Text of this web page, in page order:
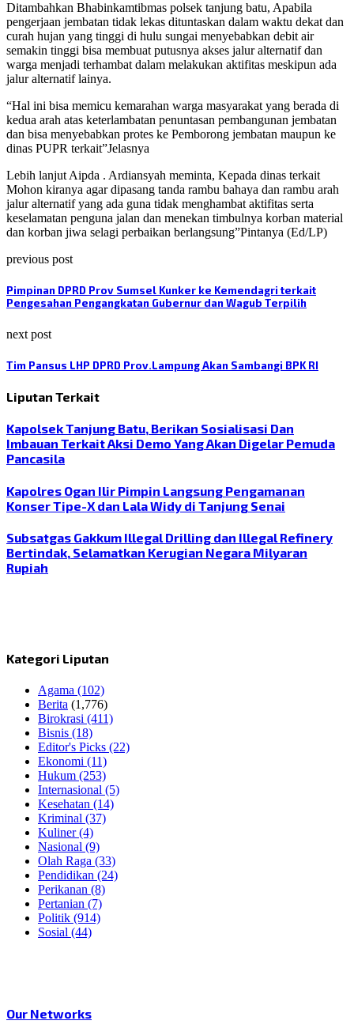
Ditambahkan Bhabinkamtibmas polsek tanjung batu, Apabila
pengerjaan jembatan tidak lekas dituntaskan dalam waktu dekat dan
curah hujan yang tinggi di hulu sungai menyebabkan debit air
semakin tinggi bisa membuat putusnya akses jalur alternatif dan
warga menjadi terhambat dalam melakukan aktifitas meskipun ada
jalur alternatif lainya.
“Hal ini bisa memicu kemarahan warga masyarakat yang berada di
kedua arah atas keterlambatan penuntasan pembangunan jembatan
dan bisa menyebabkan protes ke Pemborong jembatan maupun ke
dinas PUPR terkait”Jelasnya
Lebih lanjut Aipda . Ardiansyah meminta, Kepada dinas terkait
Mohon kiranya agar dipasang tanda rambu bahaya dan rambu arah
jalur alternatif yang ada guna tidak menghambat aktifitas serta
keselamatan penguna jalan dan menekan timbulnya korban material
dan korban jiwa selagi perbaikan berlangsung”Pintanya (Ed/LP)
previous post
Pimpinan DPRD Prov Sumsel Kunker ke Kemendagri terkait
Pengesahan Pengangkatan Gubernur dan Wagub Terpilih
next post
Tim Pansus LHP DPRD Prov.Lampung Akan Sambangi BPK RI
Liputan Terkait
Kapolsek Tanjung Batu, Berikan Sosialisasi Dan
Imbauan Terkait Aksi Demo Yang Akan Digelar Pemuda
Pancasila
Kapolres Ogan Ilir Pimpin Langsung Pengamanan
Konser Tipe-X dan Lala Widy di Tanjung Senai
Subsatgas Gakkum Illegal Drilling dan Illegal Refinery
Bertindak, Selamatkan Kerugian Negara Milyaran
Rupiah
Kategori Liputan
Agama (102)
Berita (1,776)
Birokrasi (411)
Bisnis (18)
Editor's Picks (22)
Ekonomi (11)
Hukum (253)
Internasional (5)
Kesehatan (14)
Kriminal (37)
Kuliner(4)
Nasional (9)
Olah Raga (33)
Pendidikan (24)
Perikanan (8)
Pertanian (7)
Politik (914)
Sosial (44)
Our Networks